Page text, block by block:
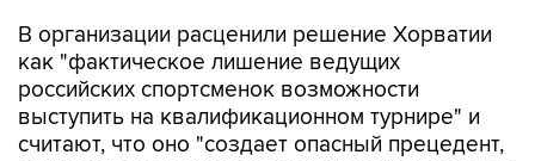
В организации расценили решение Хорватии
как "фактическое лишение ведущих
российских спортсменок возможности
выступить на квалификационном турнире" и
считают, что оно "создает опасный прецедент,